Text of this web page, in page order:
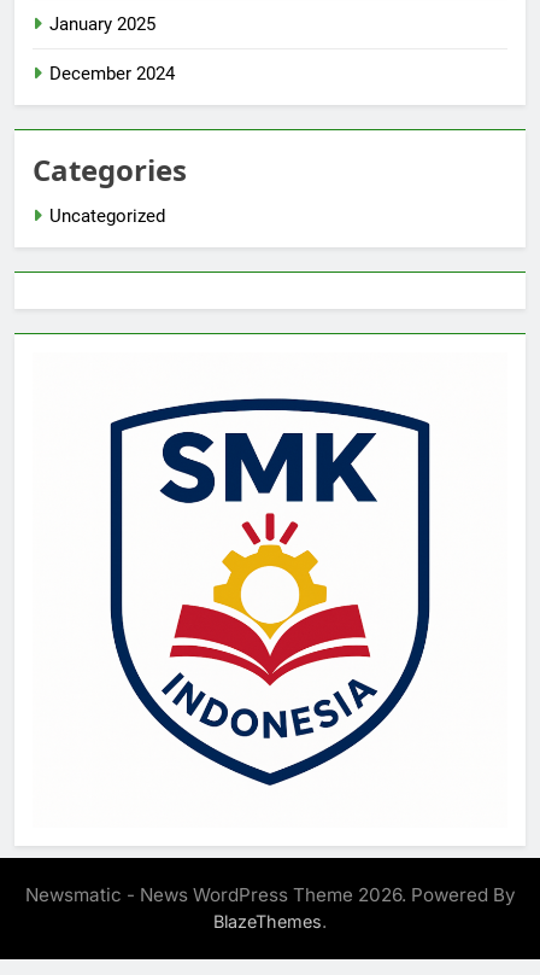
January 2025
December 2024
Categories
Uncategorized
Newsmatic - News WordPress Theme 2026. Powered By
BlazeThemes.